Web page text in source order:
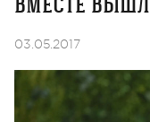
03.05.2017